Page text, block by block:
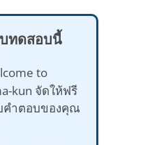
ทดสอบนี้
to
kun จัดให้ฟรี
คำตอบของคุณ